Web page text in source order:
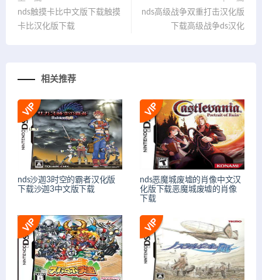
nds触摸卡比中文版下载触摸
卡比汉化版下载
nds高级战争双重打击汉化版
下载高级战争ds汉化
相关推荐
nds沙迦3时空的霸者汉化版
下载沙迦3中文版下载
nds恶魔城废墟的肖像中文汉
化版下载恶魔城废墟的肖像
下载